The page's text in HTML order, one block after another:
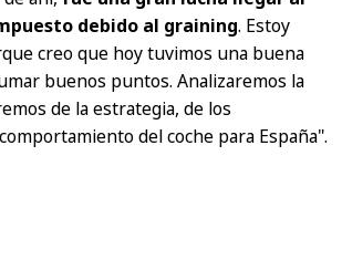
debido al graining. Estoy
creo que hoy tuvimos una buena
buenos puntos. Analizaremos la
de la estrategia, de los
del coche para España".